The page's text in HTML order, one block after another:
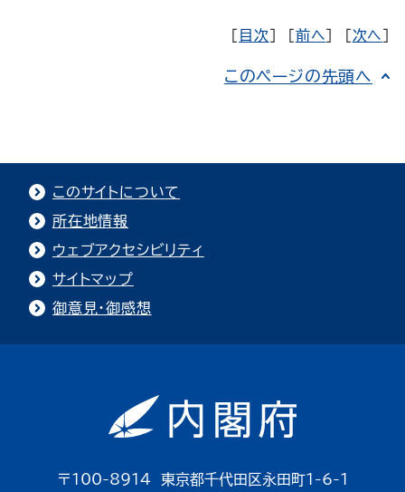
［ 目次］ ［前へ］ ［次へ］
このページの先頭へ
このサイトについて
所在地情報
ウェブアクセシビリティ
サイトマップ
御意見・御感想
〒100-8914 東京都千代田区永田町1-6-1